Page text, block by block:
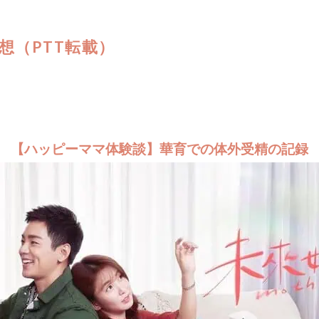
（PTT転載）
【ハッピーママ体験談】華育での体外受精の記録